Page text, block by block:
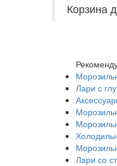
Корзина
Лари с
Лари со